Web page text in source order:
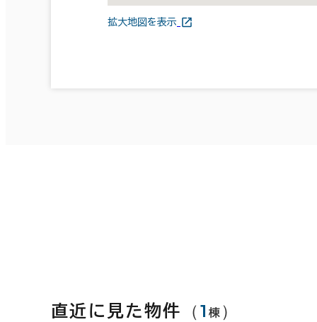
拡大地図を表示
直近に見た物件 （1 棟 ）